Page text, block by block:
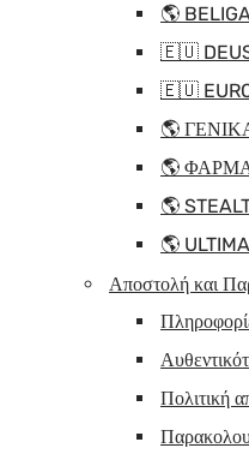
🌎
🇪🇺
🇪🇺
🌎
🌎 ΦΑΡΜΑ
🌎
🌎
Αποστολή και
Πολιτική